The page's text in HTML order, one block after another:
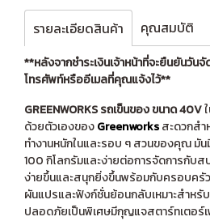
รายละเอียดสินค้า คุณสมบัติ
**หลังจากชำระเงินเจ้าหน้าที่จะยืนยันวัน
โทรศัพท์หรืออีเมลที่คุณแจ้งไว้**
GREENWORKS รถเข็นของ ขนาด 40V
ด้วยตัวเองของGreenworksสะดวกสำ
ทำงานหนักในและรอบ ๆ สวนของคุณ มั
100 กิโลกรัมและง่ายต่อการจัดการกับ
ง่ายขึ้นและสนุกยิ่งขึ้นพร้อมกับครอบครัว
ผันแปรและฟังก์ชั่นย้อนกลับเหมาะสำหรั
ปลอดภัยเป็นพิเศษมีกุญแจสตาร์ทเตอร์